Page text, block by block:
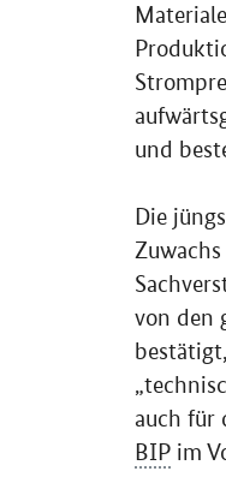
und
Die
von den
auch für
BIP im